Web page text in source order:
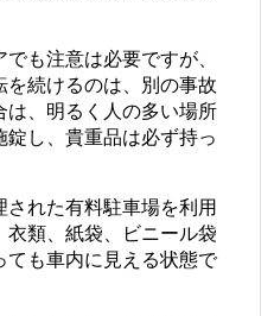
も注意は必要ですが、
続けるのは、別の事故
は、明るく人の多い場所
し、貴重品は必ず持っ
れた有料駐車場を利用
衣類、紙袋、ビニール袋
ても車内に見える状態で